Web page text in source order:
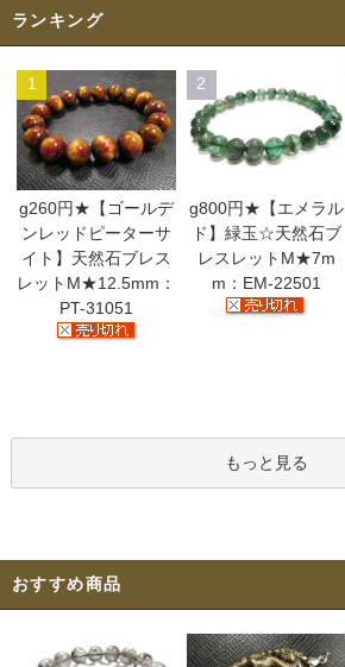
ランキング
1
g260円★【ゴールデ
ンレッドピーターサ
イト】天然石ブレス
レットM★12.5mm：
PT-31051
2
g800円★【エメラル
ド】緑玉☆天然石ブ
レスレットM★7m
m：EM-22501
もっと見る
おすすめ商品